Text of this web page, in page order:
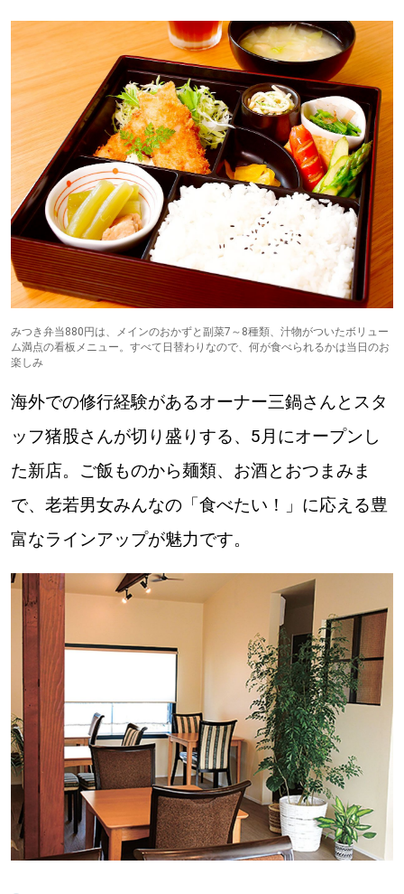
北海道で暮らす、あなたとつくる、
明日への”きっかけ”WEBマガジン
道南
道東
道央
KEYWORD キーワード
Sitakke編集部あい
【いろんな価値観や生き方に触れたい】
【暮らしの知恵を身につけたい】
【札幌のお気に入りを見つけたい】
【道央のお気に入りを見つけたい】
【道北のお気に入りを見つけたい】
【道東のお気に入りを見つけたい】
みつき弁当880円は、メインのおかずと副菜7～8種類、汁物がついたボリュー
ム満点の看板メニュー。すべて日替わりなので、何が食べられるかは当日のお
楽しみ
海外での修行経験があるオーナー三鍋さんとスタ
ッフ猪股さんが切り盛りする、5月にオープンし
た新店。ご飯ものから麺類、お酒とおつまみま
で、老若男女みんなの「食べたい！」に応える豊
富なラインアップが魅力です。